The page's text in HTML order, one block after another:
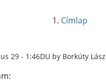
Címlap
29 - 1:46DU by Borkúty